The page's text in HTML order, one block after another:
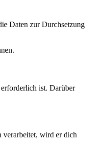
Daten zur Durchsetzung
ist. Darüber
verarbeitet, wird er dich